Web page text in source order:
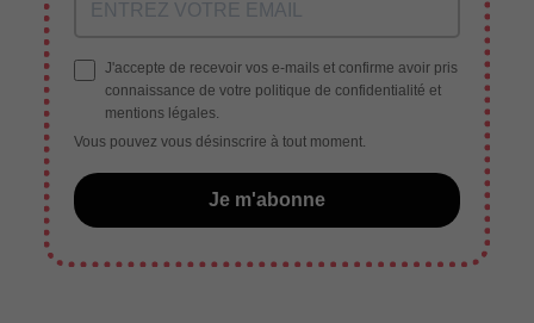
J'accepte de recevoir vos e-mails et confirme avoir pris
connaissance de votre politique de confidentialité et
mentions légales.
Vous pouvez vous désinscrire à tout moment.
Je m'abonne